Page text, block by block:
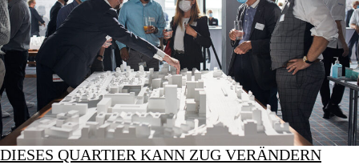
DIESES QUARTIER KANN ZUG VERÄNDERN